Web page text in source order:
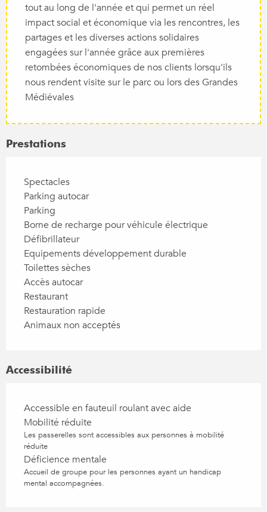
tout au long de l'année et qui permet un réel
impact social et économique via les rencontres, les
partages et les diverses actions solidaires
engagées sur l'année grâce aux premières
retombées économiques de nos clients lorsqu'ils
nous rendent visite sur le parc ou lors des Grandes
Médiévales
Prestations
Spectacles
Parking autocar
Parking
Borne de recharge pour véhicule électrique
Défibrillateur
Equipements développement durable
Toilettes sèches
Accès autocar
Restaurant
Restauration rapide
Animaux non acceptés
Accessibilité
Accessible en fauteuil roulant avec aide
Mobilité réduite
Les passerelles sont accessibles aux personnes à mobilité
réduite
Déficience mentale
Accueil de groupe pour les personnes ayant un handicap
mental accompagnées.